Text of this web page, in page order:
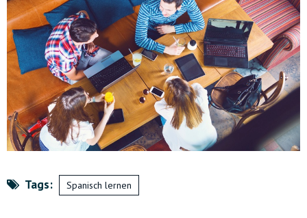
Tags: Spanisch lernen